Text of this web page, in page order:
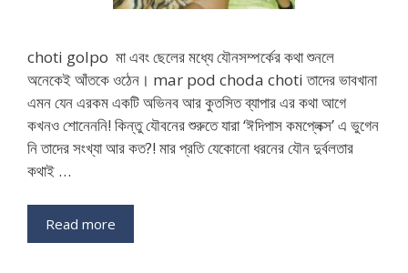
choti golpo মা এবং ছেলের মধ্যে যৌনসম্পর্কের কথা শুনলে
অনেকেই আঁতকে ওঠেন। mar pod choda choti তাদের ভাবখানা
এমন যেন এরকম একটি অভিনব আর কুতসিত ব্যাপার এর কথা আগে
কখনও শোনেননি! কিন্তু যৌবনের শুরুতে যারা ‘ঈদিপাস কমপ্লেক্স’ এ ভুগেন
নি তাদের সংখ্যা আর কত?! মার প্রতি যেকোনো ধরনের যৌন দুর্বলতার
কথাই …
Read more